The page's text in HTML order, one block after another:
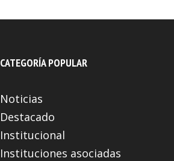
CATEGORÍA POPULAR
Noticias
Destacado
Institucional
Instituciones asociadas